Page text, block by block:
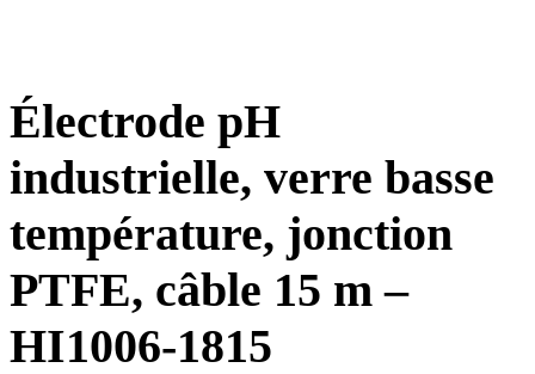
Électrode pH
industrielle, verre basse
température, jonction
PTFE, câble 15 m –
HI1006-1815